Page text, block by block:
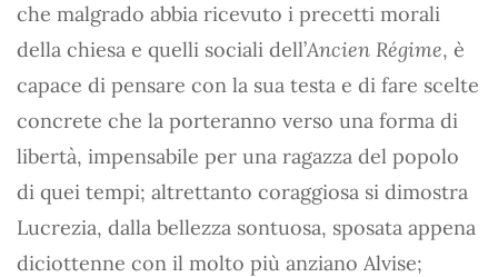
che malgrado abbia ricevuto i precetti morali
della chiesa e quelli sociali dell’Ancien Régime, è
capace di pensare con la sua testa e di fare scelte
concrete che la porteranno verso una forma di
libertà, impensabile per una ragazza del popolo
di quei tempi; altrettanto coraggiosa si dimostra
Lucrezia, dalla bellezza sontuosa, sposata appena
diciottenne con il molto più anziano Alvise;